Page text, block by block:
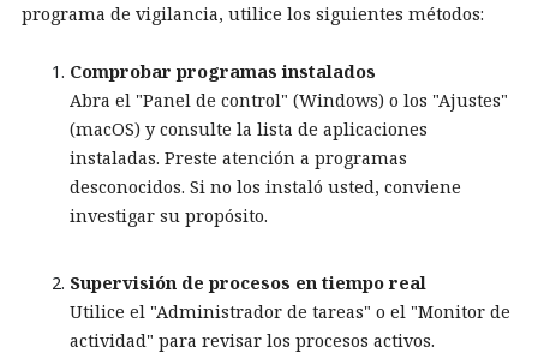
programa de vigilancia, utilice los siguientes métodos:
Comprobar programas instalados
Abra el "Panel de control" (Windows) o los "Ajustes"
(macOS) y consulte la lista de aplicaciones
instaladas. Preste atención a programas
desconocidos. Si no los instaló usted, conviene
investigar su propósito.
Supervisión de procesos en tiempo real
Utilice el "Administrador de tareas" o el "Monitor de
actividad" para revisar los procesos activos.